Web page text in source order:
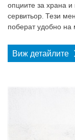
опциите за храна и
сервитьор. Тези
поберат удобно на
Виж детайлите
Виж детайлите